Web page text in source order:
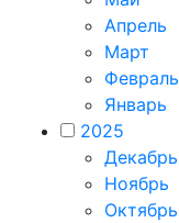
Апрель
Март
Февраль
Январь
2025
Декабрь
Ноябрь
Октябрь